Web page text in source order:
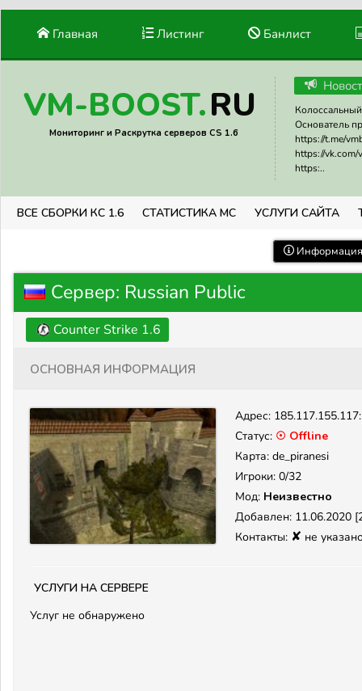
Главная Листинг Банлист
VM-BOOST.RU
Мониторинг и Раскрутка серверов CS 1.6
Основатель
https://t.me/
https://vk.com/
https:..
ВСЕ СБОРКИ КС 1.6 СТАТИСТИКА МС УСЛУГИ САЙТА
Сервер: Russian Public
Counter Strike 1.6
Основная информация
Адрес:
Статус: ☉ Offline
Карта: de_piranesi
Игроки: 0/32
Мод: Неизвестно
Добавлен: 11.06.2020
Контакты: ✘ не
Услуги на сервере
Услуг не обнаружено